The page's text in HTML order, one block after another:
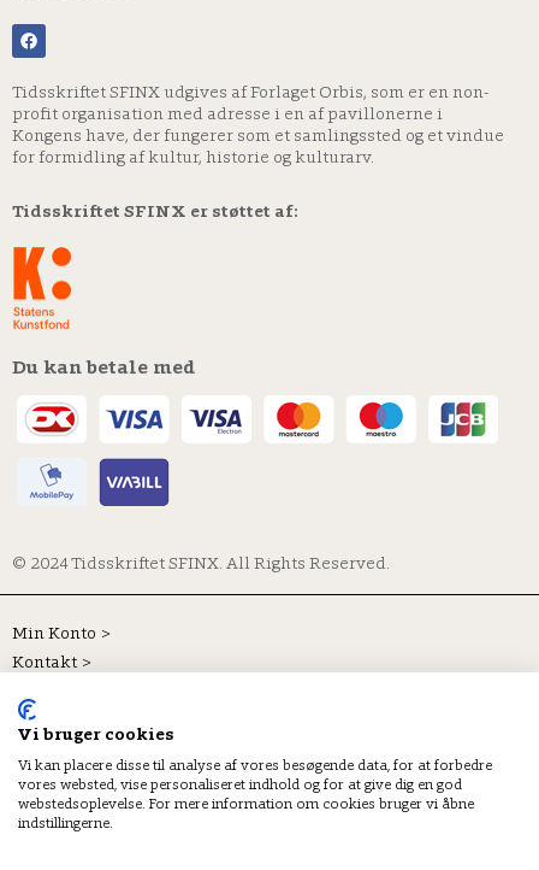
Tidsskriftet SFINX udgives af Forlaget Orbis, som er en non-
profit organisation med adresse i en af pavillonerne i
Kongens have, der fungerer som et samlingssted og et vindue
for formidling af kultur, historie og kulturarv.
Tidsskriftet SFINX er støttet af:
Du kan betale med
© 2024 Tidsskriftet SFINX. All Rights Reserved.
Min Konto >
Kontakt >
Abonnementsvilkår >
Sikker betaling >
Persondatapolitik >
Cookiepolitik >
Vi bruger cookies
Vi kan placere disse til analyse af vores besøgende data, for at forbedre
vores websted, vise personaliseret indhold og for at give dig en god
webstedsoplevelse. For mere information om cookies bruger vi åbne
indstillingerne.